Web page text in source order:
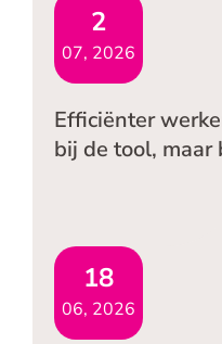
2
07, 2026
Efficiënter
bij de tool, maar
18
06, 2026